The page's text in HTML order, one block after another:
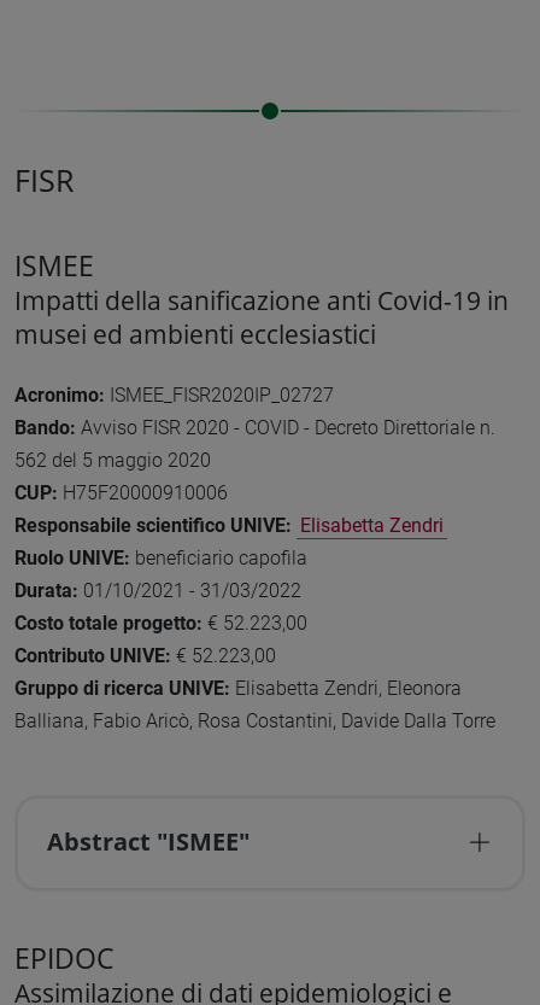
FISR
ISMEE
Impatti della sanificazione anti Covid-19 in
musei ed ambienti ecclesiastici
Acronimo: ISMEE_FISR2020IP_02727
Bando: Avviso FISR 2020 - COVID - Decreto Direttoriale n.
562 del 5 maggio 2020
CUP: H75F20000910006
Responsabile scientifico UNIVE: Elisabetta Zendri
Ruolo UNIVE: beneficiario capofila
Durata: 01/10/2021 - 31/03/2022
Costo totale progetto: € 52.223,00
Contributo UNIVE: € 52.223,00
Gruppo di ricerca UNIVE: Elisabetta Zendri, Eleonora
Balliana, Fabio Aricò, Rosa Costantini, Davide Dalla Torre
Abstract "ISMEE"
EPIDOC
Assimilazione di dati epidemiologici e